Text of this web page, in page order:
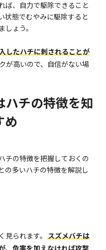
ば、自力で駆除できること
状態でむやみに駆除すると
しょう。
したハチに刺されることが
が高いので、自信がない場
ハチの特徴を知
め
チの特徴を把握しておくの
の多いハチの特徴を解説し
見られます。スズメバチは